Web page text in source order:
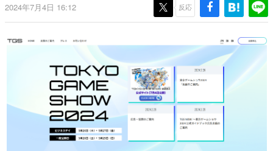
ゲーム世代の作家たち
ゲームに多大な影響を受けた作家さんに取材し、ゲームが
画です。
日本モバイルゲーム産業史
日本のモバイルゲーム史における主要なトピック・タイト
ルを網羅するほか、開発者へのインタビューや識者による
解説を掲載。約20年の歴史が一望できる決定版！
若ゲのいたり〜ゲームクリエイターの青春〜
『うつヌケ』『ペンと箸』等で知られるマンガ家・田中圭
一先生によるゲーム業界レポートマンガです。
2024年7月4日 16:12 反応